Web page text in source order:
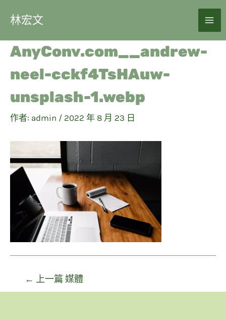
林宏文
AnyConv.com__andrew-
neel-cckf4TsHAuw-
unsplash-1.webp
作者: admin / 2022 年 8 月 23 日
← 上一篇 媒體